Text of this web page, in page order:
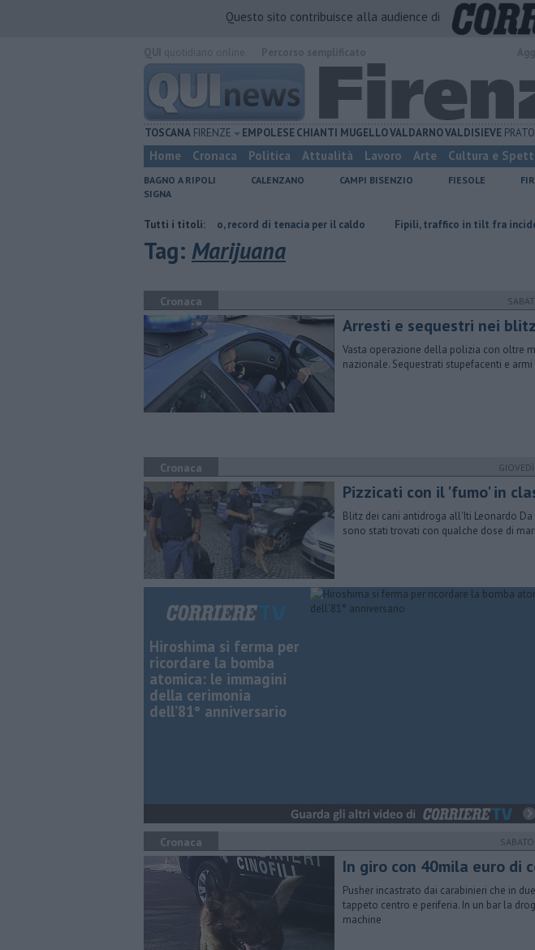
Questo sito contribuisce alla audience di
TOSCANA FIRENZE EMPOLESECHIANTI MUGELLOVALDARNOVALDISIEVE PRATO
Home Cronaca Politica Attualità Lavoro Arte Cultura e
BAGNO A RIPOLI CALENZANO CAMPI BISENZIO FIESOLE
SIGNA
Tutti i titoli:
Graticola meteo, record di tenacia per il caldo Fipili, traffico in tilt fra incidenti e lavori
Tag: Marijuana
Cronaca
Arresti e sequestri nei
Vasta operazione della polizia con oltre
nazionale. Sequestrati stupefacenti e
Cronaca GIOVEDÌ
Pizzicati con il 'fumo' in
Blitz dei cani antidroga all'Iti Leonardo Da
sono stati trovati con qualche dose di
Hiroshima si ferma per
ricordare la bomba
atomica: le immagini
della cerimonia
dell’81° anniversario
Cronaca SABATO
In giro con 40mila euro di
Pusher incastrato dai carabinieri che in
tappeto centro e periferia. In un bar la
machine